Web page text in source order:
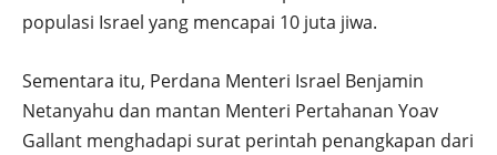
populasi Israel yang mencapai 10 juta jiwa.
Sementara itu, Perdana Menteri Israel Benjamin
Netanyahu dan mantan Menteri Pertahanan Yoav
Gallant menghadapi surat perintah penangkapan dari